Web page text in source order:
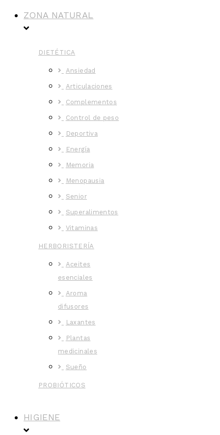
ZONA NATURAL
DIETÉTICA
Ansiedad
Articulaciones
Complementos
Control de peso
Deportiva
Energía
Memoria
Menopausia
Senior
Superalimentos
Vitaminas
HERBORISTERÍA
Aceites
esenciales
Aroma
difusores
Laxantes
Plantas
medicinales
Sueño
PROBIÓTICOS
HIGIENE